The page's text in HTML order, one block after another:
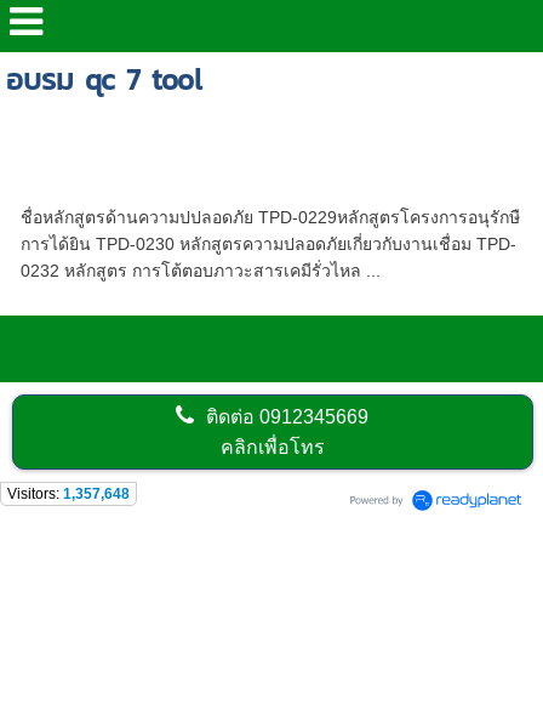
อบรม qc 7 tool
ชื่อหลักสูตรด้านความปปลอดภัย TPD-0229หลักสูตรโครงการอนุรักษื
การได้ยิน TPD-0230 หลักสูตรความปลอดภัยเกี่ยวกับงานเชื่อม TPD-
0232 หลักสูตร การโต้ตอบภาวะสารเคมีรั่วไหล ...
ติดต่อ0912345669
คลิกเพื่อโทร
Visitors: 1,357,648